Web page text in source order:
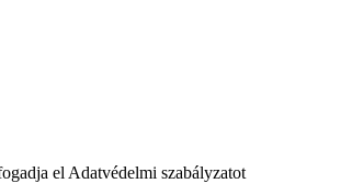
el Adatvédelmi szabályzatot